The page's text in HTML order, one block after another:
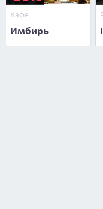
Кафе
Имбирь